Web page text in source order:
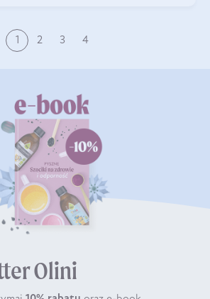
1 2 3 4
Olini